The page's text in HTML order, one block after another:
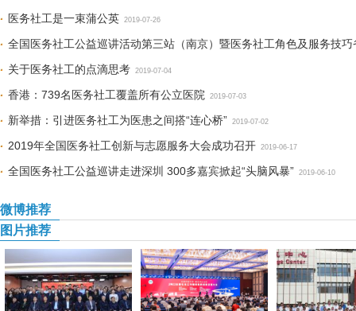
医务社工是一束蒲公英 2019-07-26
全国医务社工公益巡讲活动第三站（南京）暨医务社工角色及服务技​
举办 2019-07-05
关于医务社工的点滴思考 2019-07-04
香港：739名医务社工覆盖所有公立医院 2019-07-03
新举措：引进医务社工为医患之间搭“连心桥” 2019-07-02
2019年全国医务社工创新与志愿服务大会成功召开 2019-06-17
全国医务社工公益巡讲走进深圳 300多嘉宾掀起“头脑风暴” 2019-06-10
微博推荐
图片推荐